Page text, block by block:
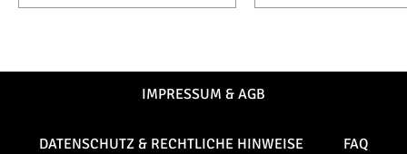
IMPRESSUM & AGB
DATENSCHUTZ & RECHTLICHE HINWEISE FAQ